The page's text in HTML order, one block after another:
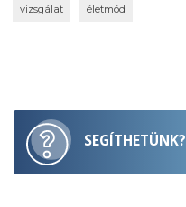
vizsgálat életmód
SEGÍTHETÜNK?